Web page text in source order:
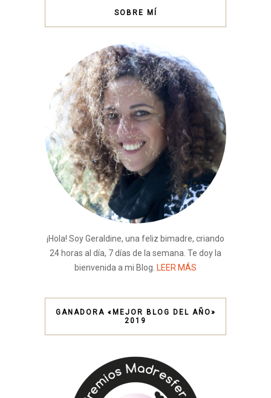
SOBRE MÍ
¡Hola! Soy Geraldine, una feliz bimadre, criando
24 horas al día, 7 días de la semana. Te doy la
bienvenida a mi Blog. LEER MÁS
GANADORA «MEJOR BLOG DEL AÑO»
2019